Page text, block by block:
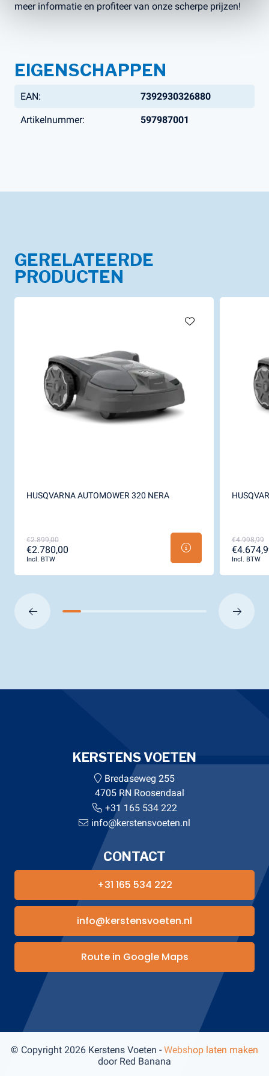
meer informatie en profiteer van onze scherpe prijzen!
EIGENSCHAPPEN
EAN: 7392930326880
Artikelnummer: 597987001
GERELATEERDE
PRODUCTEN
HUSQVARNA AUTOMOWER 320 NERA
€2.899,00
€2.780,00
Incl. BTW
€4.998,99
Incl. BTW
KERSTENS VOETEN
Bredaseweg 255
4705 RN Roosendaal
+31 165 534 222
info@kerstensvoeten.nl
CONTACT
+31 165 534 222
info@kerstensvoeten.nl
Route in Google Maps
© Copyright 2026 Kerstens Voeten - Webshop laten maken
door Red Banana